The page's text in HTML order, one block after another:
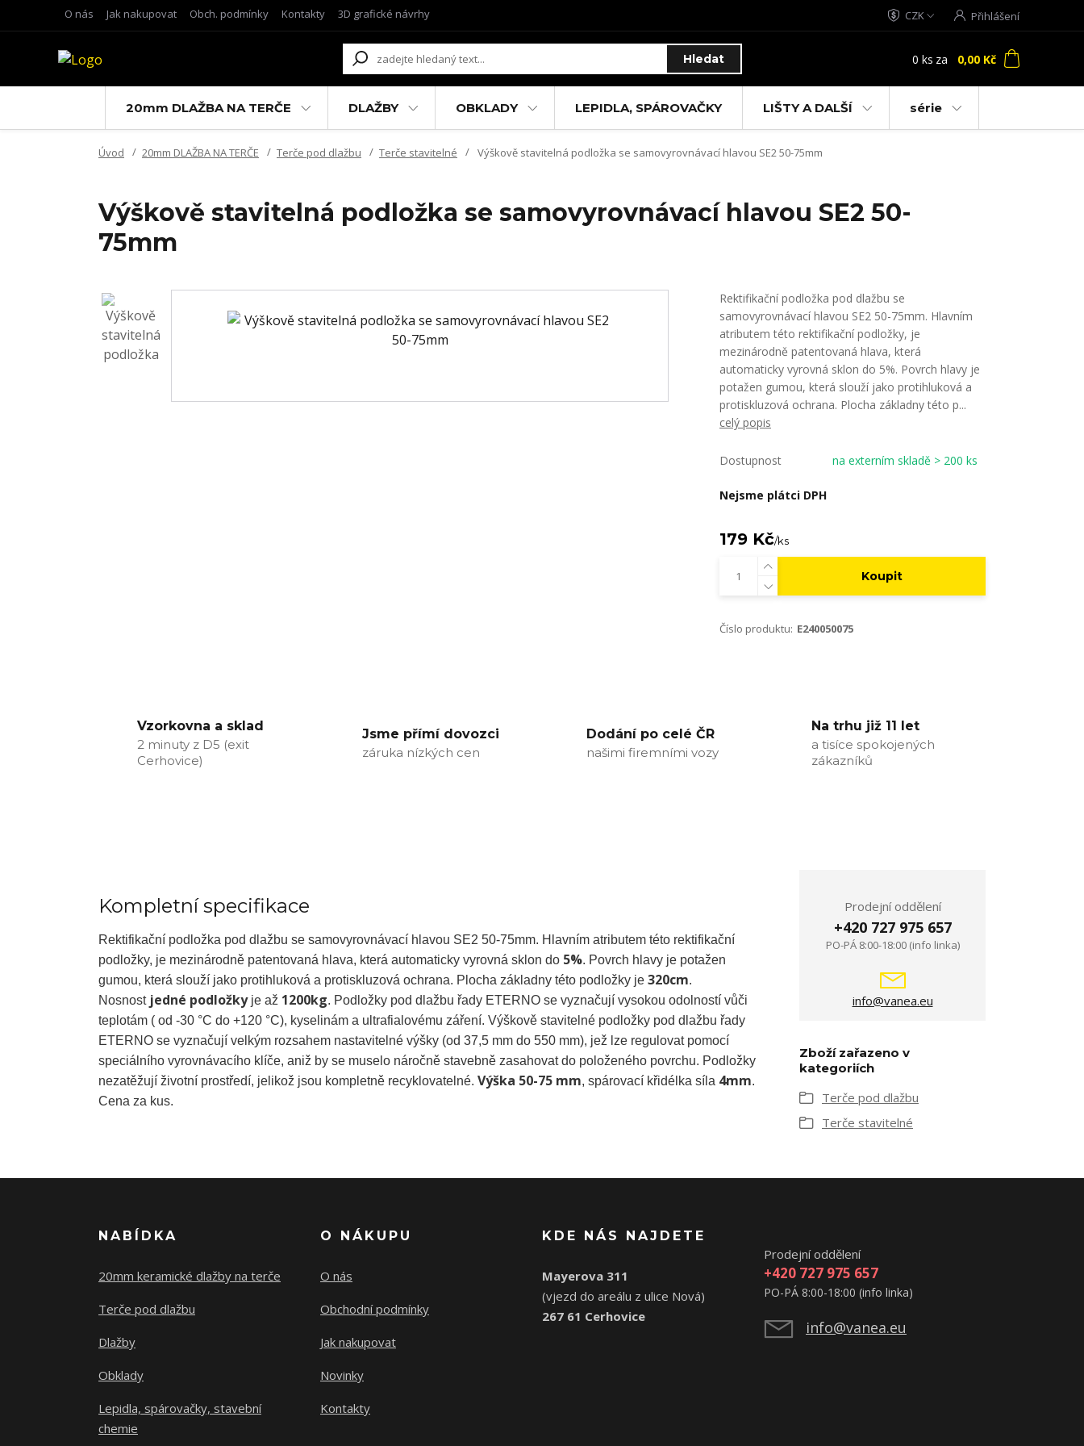
O nás Jak nakupovat Obch. podmínky Kontakty 3D grafické návrhy CZK Přihlášení
Hledat 0 ks za 0,00 Kč
20mm DLAŽBA NA TERČE DLAŽBY OBKLADY LEPIDLA, SPÁROVAČKY LIŠTY A DALŠÍ série
Úvod 20mm DLAŽBA NA TERČE Terče pod dlažbu Terče stavitelné Výškově stavitelná podložka se samovyrovnávací hlavou SE2 50-75mm
Výškově stavitelná podložka se samovyrovnávací hlavou SE2 50-
75mm
Rektifikační podložka pod dlažbu se
samovyrovnávací hlavou SE2 50-75mm. Hlavním
atributem této rektifikační podložky, je
mezinárodně patentovaná hlava, která
automaticky vyrovná sklon do 5%. Povrch hlavy je
potažen gumou, která slouží jako protihluková a
protiskluzová ochrana. Plocha základny této p...
celý popis
Dostupnost na externím skladě > 200 ks
Nejsme plátci DPH
179 Kč/ks
Koupit
Číslo produktu: E240050075
Vzorkovna a sklad
2 minuty z D5 (exit
Cerhovice)
Jsme přímí dovozci
záruka nízkých cen
Dodání po celé ČR
našimi firemními vozy
Na trhu již 11 let
a tisíce spokojených
zákazníků
Kompletní specifikace
Rektifikační podložka pod dlažbu se samovyrovnávací hlavou SE2 50-75mm. Hlavním atributem této rektifikační
podložky, je mezinárodně patentovaná hlava, která automaticky vyrovná sklon do 5%. Povrch hlavy je potažen
gumou, která slouží jako protihluková a protiskluzová ochrana. Plocha základny této podložky je 320cm.
Nosnostjedné podložkyje až 1200kg. Podložky pod dlažbu řady ETERNO se vyznačují vysokou odolností vůči
teplotám ( od -30 °C do +120 °C), kyselinám a ultrafialovému záření. Výškově stavitelné podložky pod dlažbu řady
ETERNO se vyznačují velkým rozsahem nastavitelné výšky (od 37,5 mm do 550 mm), jež lze regulovat pomocí
speciálního vyrovnávacího klíče, aniž by se muselo náročně stavebně zasahovat do položeného povrchu. Podložky
nezatěžují životní prostředí, jelikož jsou kompletně recyklovatelné. Výška 50-75 mm, spárovací křidélka síla 4mm.
Cena za kus.
Prodejní oddělení
+420 727 975 657
PO-PÁ 8:00-18:00 (info linka)
info@vanea.eu
Zboží zařazeno v
kategoriích
Terče pod dlažbu
Terče stavitelné
NABÍDKA
20mm keramické dlažby na terče
Terče pod dlažbu
Dlažby
Obklady
Lepidla, spárovačky, stavební
chemie
O NÁKUPU
O nás
Obchodní podmínky
Jak nakupovat
Novinky
Kontakty
KDE NÁS NAJDETE
Mayerova 311
(vjezd do areálu z ulice Nová)
267 61 Cerhovice
Prodejní oddělení
+420 727 975 657
PO-PÁ 8:00-18:00 (info linka)
info@vanea.eu